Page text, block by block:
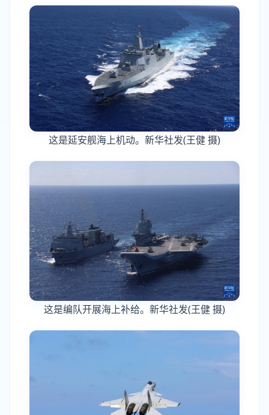
这是延安舰海上机动。新华社发(王健 摄)
这是编队开展海上补给。新华社发(王健 摄)